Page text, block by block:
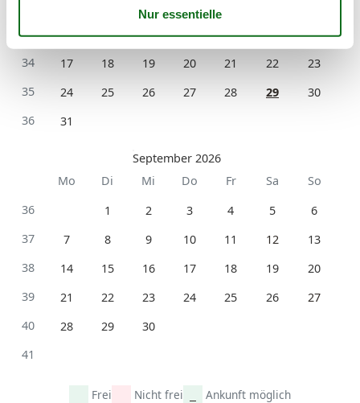
33
10 11 12 13 14 15
16
34
17 18 19 20 21 22
23
35
24 25 26 27 28 29
30
36
31
September 2026
Mo
Di Mi Do Fr Sa
So
36
1 2 3 4 5
6
37
7 8 9 10 11 12
13
38
14 15 16 17 18 19
20
39
21 22 23 24 25 26
27
40
28 29
30
41
Frei Nicht frei Ankunft möglich